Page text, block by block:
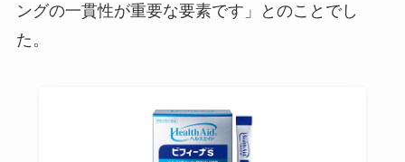
ングの一貫性が重要な要素です」とのことでし
た。